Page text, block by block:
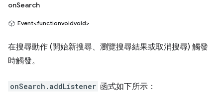
onSearch
Event<functionvoidvoid>
在搜尋動作 (開始新搜尋、瀏覽搜尋結果或取消搜尋) 觸發
時觸發。
onSearch.addListener 函式如下所示：